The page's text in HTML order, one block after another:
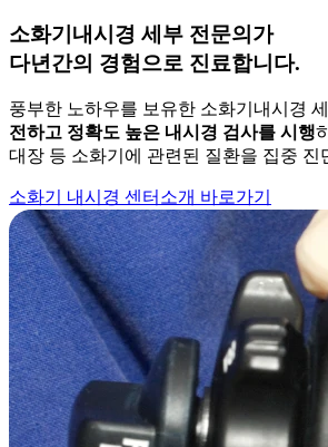
소화기내시경 세부 전문의 가
다년간의 경험으로 진료합니다.
풍부한 노하우를 보유한 소화기내시경
전하고 정확도 높은 내시경 검사를 시행
대장 등 소화기에 관련된 질환을 집중 진
소화기 내시경 센터소개 바로가기